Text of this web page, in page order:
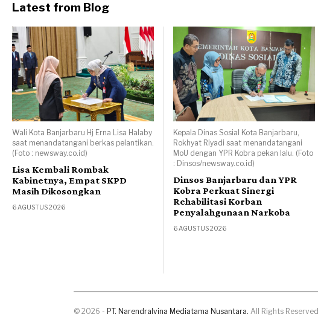
Latest from Blog
Wali Kota Banjarbaru Hj Erna Lisa Halaby
saat menandatangani berkas pelantikan.
(Foto : newsway.co.id)
Lisa Kembali Rombak
Kabinetnya, Empat SKPD
Masih Dikosongkan
6 AGUSTUS 2026
Kepala Dinas Sosial Kota Banjarbaru,
Rokhyat Riyadi saat menandatangani
MoU dengan YPR Kobra pekan lalu. (Foto
: Dinsos/newsway.co.id)
Dinsos Banjarbaru dan YPR
Kobra Perkuat Sinergi
Rehabilitasi Korban
Penyalahgunaan Narkoba
6 AGUSTUS 2026
© 2026 - PT. Narendralvina Mediatama Nusantara. All Rights Reserved.